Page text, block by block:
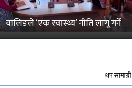
वालिङले ‘एक स्वास्थ्य’ नीति लागू गर्ने
थप सामाग्री